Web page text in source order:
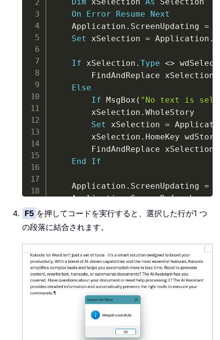
On
Error Resume
Next
    Application
. ScreenUpdating =
Set xSelection = Application .
If xSelection . Type <>
        FindAndReplace xSelection
Else
If MsgBox ( "No text is
        xSelection
. WholeStory
Set xSelection =
        xSelection
. HomeKey wdStory
        FindAndReplace xSelection
End
If
    Application
. ScreenUpdating =
    Application
.ScreenRefresh
    MsgBox
"Merged successfully!"
End
Sub
Sub FindAndReplace(Sel As
With Sel.Find
.ClearFormatting
.Replacement.
.Forward =
.Wrap
.Format
MatchAllWordForms
F5 を押してコードを実行すると、選択した行が1 つ
の段落に結合されます。